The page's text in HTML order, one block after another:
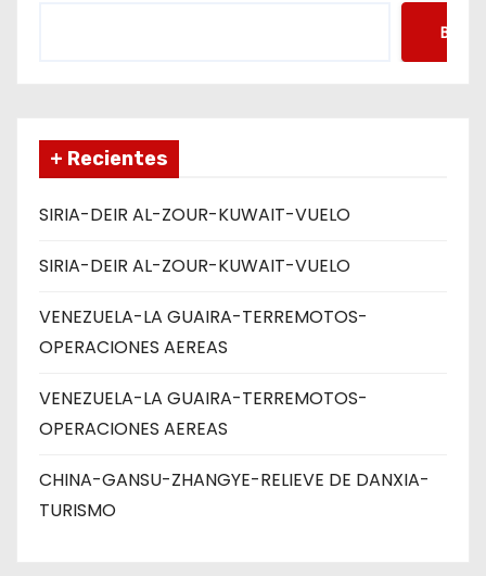
+ Recientes
SIRIA-DEIR AL-ZOUR-KUWAIT-VUELO
SIRIA-DEIR AL-ZOUR-KUWAIT-VUELO
VENEZUELA-LA GUAIRA-TERREMOTOS-
OPERACIONES AEREAS
VENEZUELA-LA GUAIRA-TERREMOTOS-
OPERACIONES AEREAS
CHINA-GANSU-ZHANGYE-RELIEVE DE DANXIA-
TURISMO